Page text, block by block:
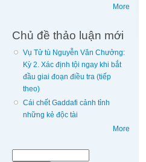
More
Chủ đề thảo luận mới
Vụ Tử tù Nguyễn Văn Chưởng:
Kỳ 2. Xác định tội ngay khi bắt
đầu giai đoạn điều tra (tiếp
theo)
Cái chết Gaddafi cảnh tỉnh
những kẻ độc tài
More